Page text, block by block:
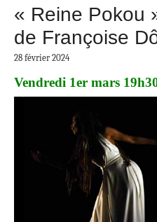
« Reine Pokou
de Françoise
28 février 2024
Vendredi 1er mars